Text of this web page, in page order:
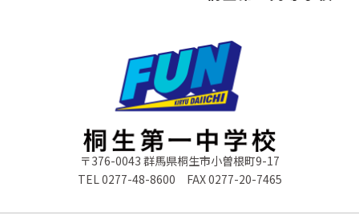
〒376-0043 群馬県桐生市小曽根町9-17
TEL 0277-48-8600 FAX 0277-20-7465